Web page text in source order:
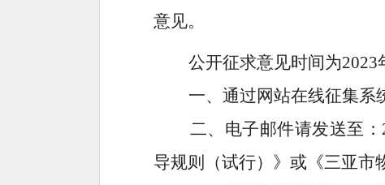
意见。
公开征求意见时间为2023
一、 通过网站在线征集系
二、 电子邮件请发送至：
导规则（试行） 》 或《三亚市